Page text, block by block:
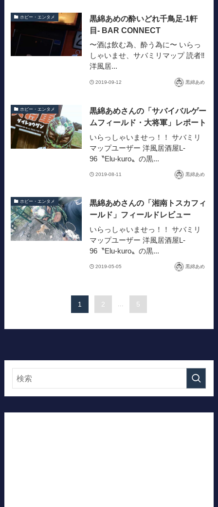
ホビー・エンタメ
黒綿あめの酔いどれ千鳥足-1軒
目- BAR CONNECT
〜酒は飲む為、酔う為に〜 いらっ
しゃいませ、サバミリマップ 読者‼︎
洋風居...
2019-09-12 黒綿あめ
ホビー・エンタメ
黒綿あめさんの「サバイバルゲー
ムフィールド・大将軍」レポート
いらっしゃいませっ！！ サバミリ
マップユーザー 洋風居酒屋L-
96〝Elu-kuro〟の黒...
2019-08-11 黒綿あめ
ホビー・エンタメ
黒綿あめさんの「湘南トスカフィ
ールド」フィールドレビュー
いらっしゃいませっ！！ サバミリ
マップユーザー 洋風居酒屋L-
96〝Elu-kuro〟の黒...
2019-05-05 黒綿あめ
1 2 ... 5